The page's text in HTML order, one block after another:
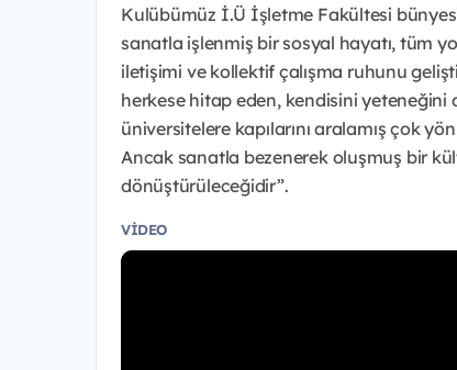
Kulübümüz İ.Ü İşletme Fakültesi
sanatla işlenmiş bir sosyal hayatı, tüm
iletişimi ve kollektif çalışma ruhunu
herkese hitap eden, kendisini
üniversitelere kapılarını aralamış çok
Ancak sanatla bezenerek oluşmuş bir
dönüştürüleceğidir”.
VIDEO